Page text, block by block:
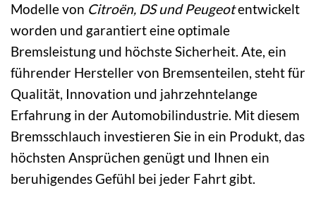
Modelle von Citroën, DS und Peugeotentwickelt
worden und garantiert eine optimale
Bremsleistung und höchste Sicherheit. Ate, ein
führender Hersteller von Bremsenteilen, steht für
Qualität, Innovation und jahrzehntelange
Erfahrung in der Automobilindustrie. Mit diesem
Bremsschlauch investieren Sie in ein Produkt, das
höchsten Ansprüchen genügt und Ihnen ein
beruhigendes Gefühl bei jeder Fahrt gibt.